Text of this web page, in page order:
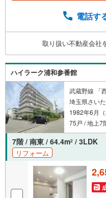
があります）
ンニング、かけつけ
なサービスがござい
電話す
取り扱い不動産会社
ハイラーク浦和参番館
武蔵野線 「
埼玉県さい
1982年6月（
75戸 / 地上7
7階 / 南東 / 64.4m2 / 3LDK
リフォーム